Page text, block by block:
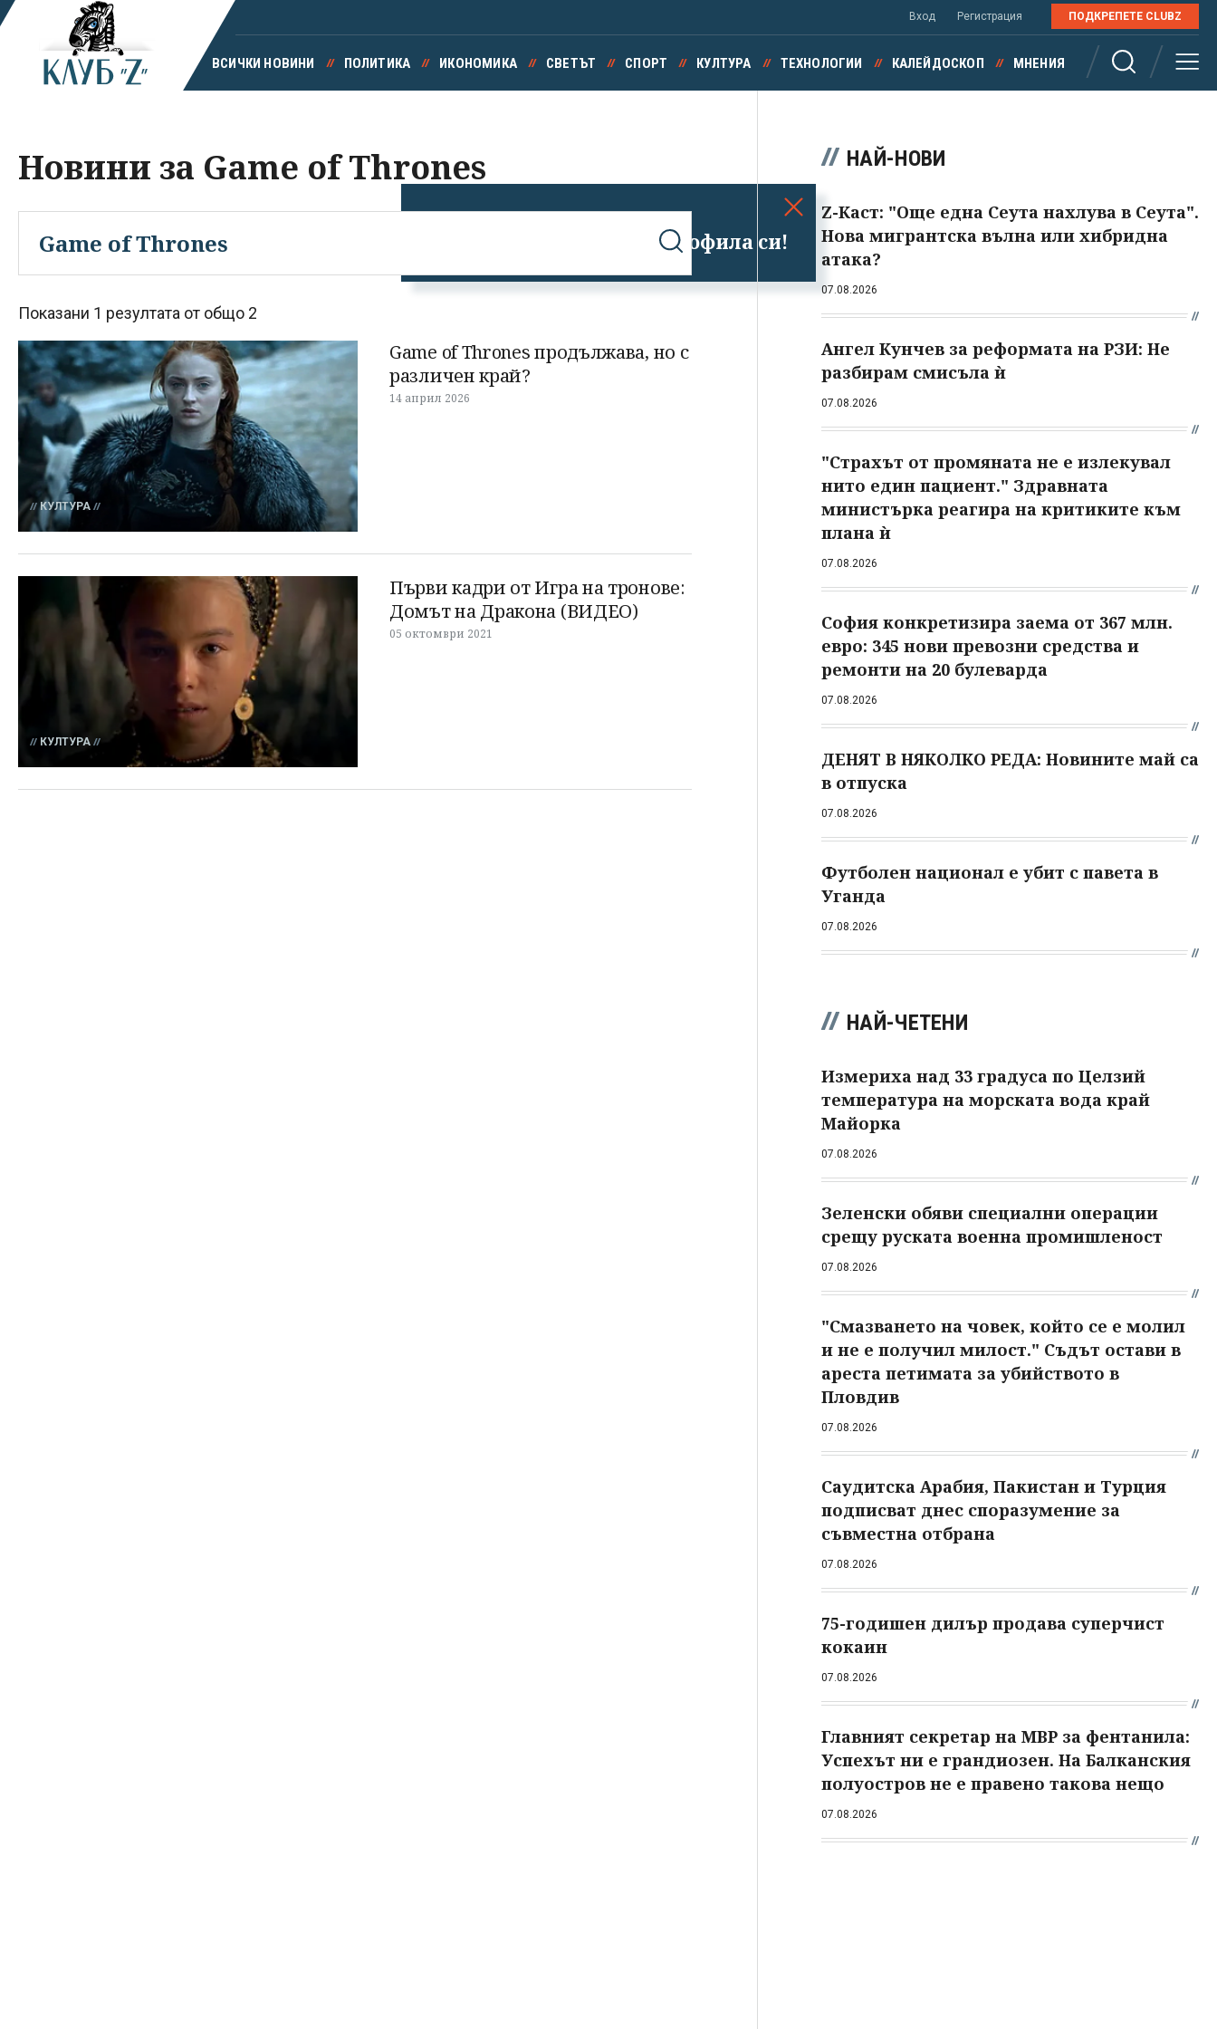
Успешно излязохте от профила си!
Вход Регистрация ПОДКРЕПЕТЕ CLUBZ
ВСИЧКИ НОВИНИ ПОЛИТИКА ИКОНОМИКА СВЕТЪТ СПОРТ КУЛТУРА ТЕХНОЛОГИИ КАЛЕЙДОСКОП МНЕНИЯ
Новини за Game of Thrones
Показани 1 резултата от общо 2
КУЛТУРА
Game of Thrones продължава, но с
различен край?
14 април 2026
КУЛТУРА
Първи кадри от Игра на тронове:
Домът на Дракона (ВИДЕО)
05 октомври 2021
НАЙ-НОВИ
Z-Каст: "Още една Сеута нахлува в Сеута".
Нова мигрантска вълна или хибридна
атака?
07.08.2026
Ангел Кунчев за реформата на РЗИ: Не
разбирам смисъла ѝ
07.08.2026
"Страхът от промяната не е излекувал
нито един пациент." Здравната
министърка реагира на критиките към
плана ѝ
07.08.2026
София конкретизира заема от 367 млн.
евро: 345 нови превозни средства и
ремонти на 20 булеварда
07.08.2026
ДЕНЯТ В НЯКОЛКО РЕДА: Новините май са
в отпуска
07.08.2026
Футболен национал е убит с павета в
Уганда
07.08.2026
НАЙ-ЧЕТЕНИ
Измериха над 33 градуса по Целзий
температура на морската вода край
Майорка
07.08.2026
Зеленски обяви специални операции
срещу руската военна промишленост
07.08.2026
"Смазването на човек, който се е молил
и не е получил милост." Съдът остави в
ареста петимата за убийството в
Пловдив
07.08.2026
Саудитска Арабия, Пакистан и Турция
подписват днес споразумение за
съвместна отбрана
07.08.2026
75-годишен дилър продава суперчист
кокаин
07.08.2026
Главният секретар на МВР за фентанила:
Успехът ни е грандиозен. На Балканския
полуостров не е правено такова нещо
07.08.2026